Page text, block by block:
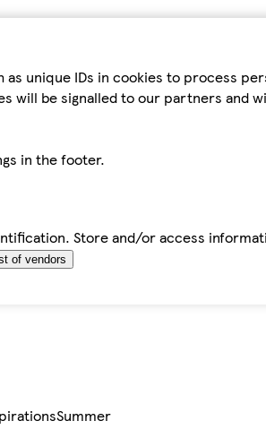
unique IDs in cookies to process
will be signalled to our partners and
in the footer.
Store and/or access
of vendors
Summer